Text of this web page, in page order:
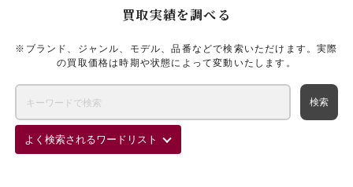
買取実績を調べる
※ブランド、ジャンル、モデル、品番などで検索いただけます。実際
の買取価格は時期や状態によって変動いたします。
よく検索されるワードリスト